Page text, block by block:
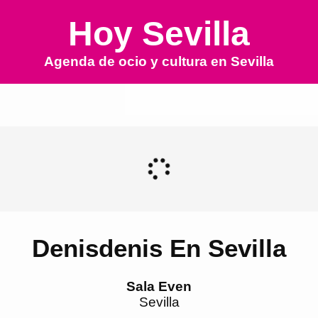
Hoy Sevilla
Agenda de ocio y cultura en Sevilla
Denisdenis En Sevilla
Sala Even
Sevilla